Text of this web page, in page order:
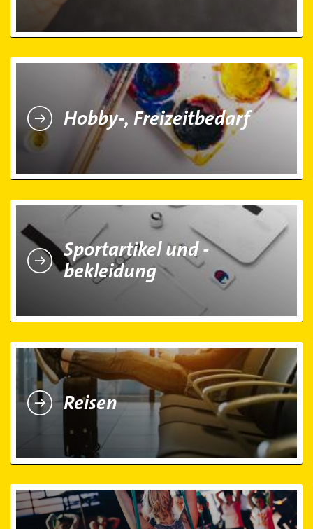
Hobby-, Freizeitbedarf
Hobby-, Freizeitbedarf
Sportartikel und -
bekleidung
Sportartikel und -bekleidung
Reisen
Reisen
Fitness und Sport